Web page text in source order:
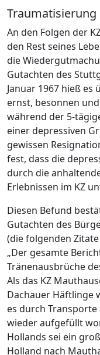
Traumatisierung
An den Folgen der
den Rest seines
die
Gutachten des
Januar 1967 hieß
ernst, besonnen
während der 5-
einer depressiven
gewissen
fest, dass die
durch die
Erlebnissen im KZ
Diesen Befund
Gutachten des
(die folgenden
„Der gesamte
Tränenausbrüche
Als das KZ
Dachauer Häftlinge
es durch
wieder aufgefüllt
Hollands sei ein
Holland nach